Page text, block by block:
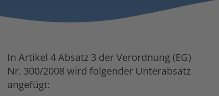
In Artikel 4 Absatz 3 der Verordnung (EG)
Nr. 300/2008 wird folgender Unterabsatz
angefügt: